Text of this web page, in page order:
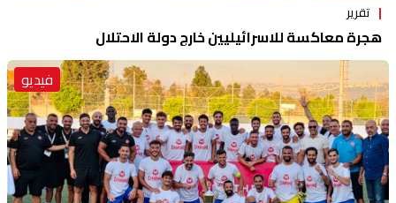
تقرير
هجرة معاكسة للاسرائيليين خارج دولة الاحتلال
فيديو